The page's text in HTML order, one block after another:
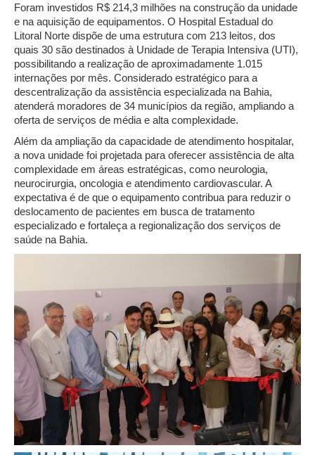
Foram investidos R$ 214,3 milhões na construção da unidade
e na aquisição de equipamentos. O Hospital Estadual do
Litoral Norte dispõe de uma estrutura com 213 leitos, dos
quais 30 são destinados à Unidade de Terapia Intensiva (UTI),
possibilitando a realização de aproximadamente 1.015
internações por mês. Considerado estratégico para a
descentralização da assistência especializada na Bahia,
atenderá moradores de 34 municípios da região, ampliando a
oferta de serviços de média e alta complexidade.
Além da ampliação da capacidade de atendimento hospitalar,
a nova unidade foi projetada para oferecer assistência de alta
complexidade em áreas estratégicas, como neurologia,
neurocirurgia, oncologia e atendimento cardiovascular. A
expectativa é de que o equipamento contribua para reduzir o
deslocamento de pacientes em busca de tratamento
especializado e fortaleça a regionalização dos serviços de
saúde na Bahia.